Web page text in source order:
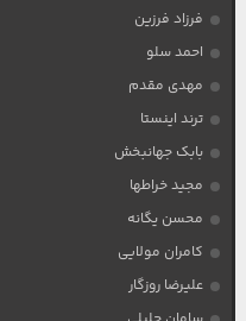
فرزاد فرزین
احمد سلو
مهدی مقدم
ترند اینستا
بابک جهانبخش
مجید خراطها
محسن یگانه
کامران مولایی
علیرضا روزگار